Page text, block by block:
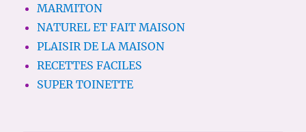
MARMITON
NATUREL ET FAIT MAISON
PLAISIR DE LA MAISON
RECETTES FACILES
SUPER TOINETTE